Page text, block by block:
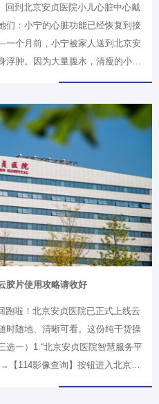
回到北京安贞医院小儿心脏中心戴
们：小宁的心脏功能已经恢复到接
个月前，小宁被家人送到北京安
肿。因为大量腹水，清瘦的小宁
缓解，一直没在意。直到两年前，
气，近两个月更是急剧加重。心脏
：左心室射血分数（LVEF）仅23%
流、重度三尖瓣反流，全心衰
宁一家曾辗转多家医院就诊，有的
胶片使用攻略请收好
跑啦！北京安贞医院已正式上线云
时随地、清晰可看。这份纯干货操
选一）1.“北京安贞医院智慧服务平
【114影像查询】按钮进入北京市